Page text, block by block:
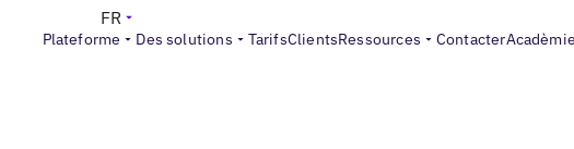
Plateforme Des solutions TarifsClientsRessources ContacterAcadèmie
FR